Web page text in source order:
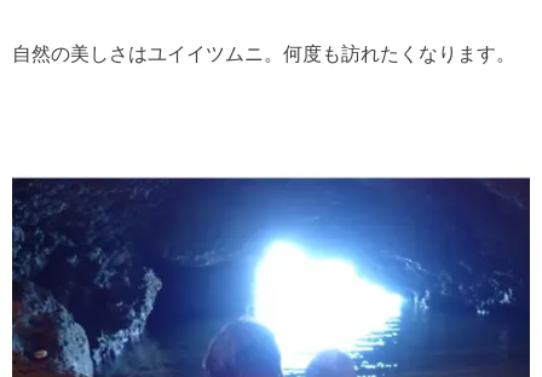
自然の美しさはユイイツムニ。何度も訪れたくなります。